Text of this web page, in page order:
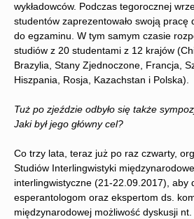
wykładowców. Podczas tegorocznej
studentów zaprezentowało swoją pracę
do egzaminu. W tym samym czasie
studiów z 20 studentami z 12 krajów
Brazylia, Stany Zjednoczone, Francja,
Hiszpania, Rosja, Kazachstan i Polska).
Tuż po zjeździe odbyło się także
Jaki był jego główny cel?
Co trzy lata, teraz już po raz czwarty,
Studiów Interlingwistyki
interlingwistyczne (21-22.09.2017), aby
esperantologom oraz ekspertom ds.
międzynarodowej możliwość dyskusji